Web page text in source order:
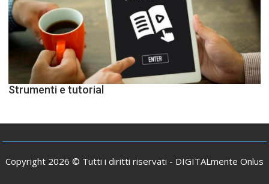
Strumenti e tutorial
Copyright 2026 © Tutti i diritti riservati - DIGITALmente Onlus